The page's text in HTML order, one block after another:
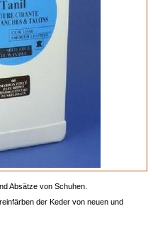
Absätze von Schuhen.
der Keder von neuen und